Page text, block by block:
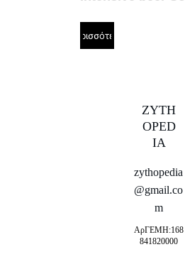
Περισσότερα
ZYTH
OPED
IA
zythopedia
@gmail.co
m
ΑρΓΕΜΗ:168
841820000